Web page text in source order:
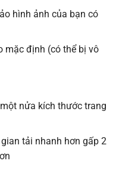
hình ảnh của bạn có
mặc định (có thể bị vô
nửa kích thước trang
tải nhanh hơn gấp 2